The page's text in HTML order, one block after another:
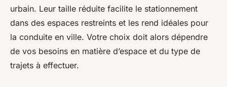
urbain. Leur taille réduite facilite le stationnement
dans des espaces restreints et les rend idéales pour
la conduite en ville. Votre choix doit alors dépendre
de vos besoins en matière d’espace et du type de
trajets à effectuer.